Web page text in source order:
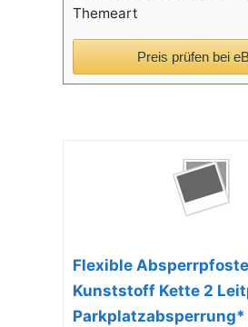
Themeart
Preis prüfen bei
Flexible
Kunststoff Kette 2
Parkplatzabsperrung*